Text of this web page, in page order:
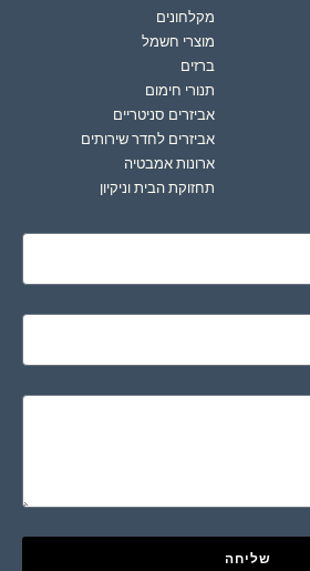
מקלחונים
מוצרי חשמל
ברזים
תנורי חימום
אביזרים סניטריים
אביזרים לחדר שירותים
ארונות אמבטיה
תחזוקת הבית וניקיון
שליחה